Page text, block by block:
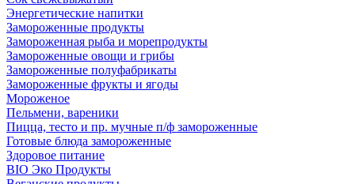
Энергетические напитки
Замороженные продукты
Замороженная рыба и морепродукты
Замороженные овощи и грибы
Замороженные полуфабрикаты
Замороженные фрукты и ягоды
Мороженое
Пельмени, вареники
Пицца, тесто и пр. мучные п/ф замороженные
Готовые блюда замороженные
Здоровое питание
BIO Эко Продукты